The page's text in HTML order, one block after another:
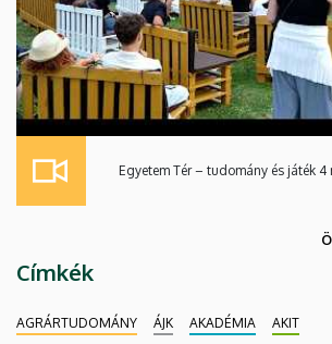
Egyetem Tér – tudomány és játék 4
Címkék
AGRÁRTUDOMÁNY ÁJK AKADÉMIA
AKIT